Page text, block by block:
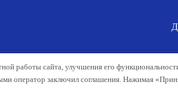
работы сайта, улучшения его
оператор заключил соглашения. Нажимая